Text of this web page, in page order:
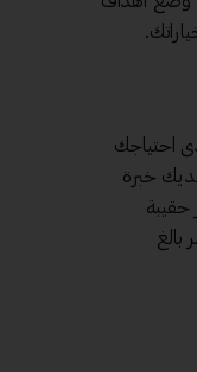
احتياجك
خبرة
حقيبة